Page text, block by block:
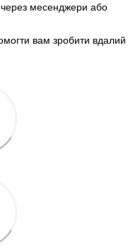
месенджери або
вам зробити вдалий